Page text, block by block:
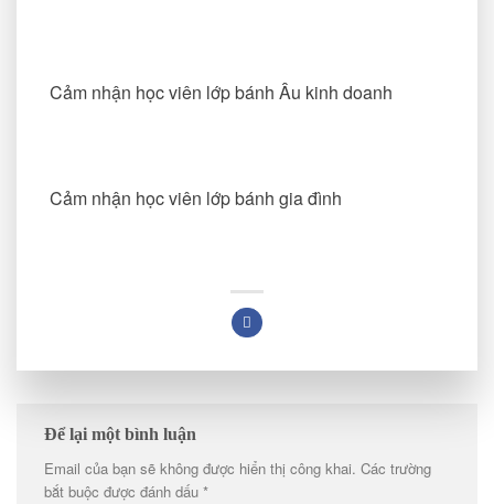
Cảm nhận học viên lớp bánh Âu kinh doanh
Cảm nhận học viên lớp bánh gia đình
Để lại một bình luận
Email của bạn sẽ không được hiển thị công khai. Các trường
bắt buộc được đánh dấu *